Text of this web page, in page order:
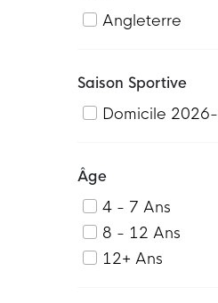
Angleterre
Saison Sportive
Domicile
Âge
4 - 7 Ans
8 - 12 Ans
12+ Ans